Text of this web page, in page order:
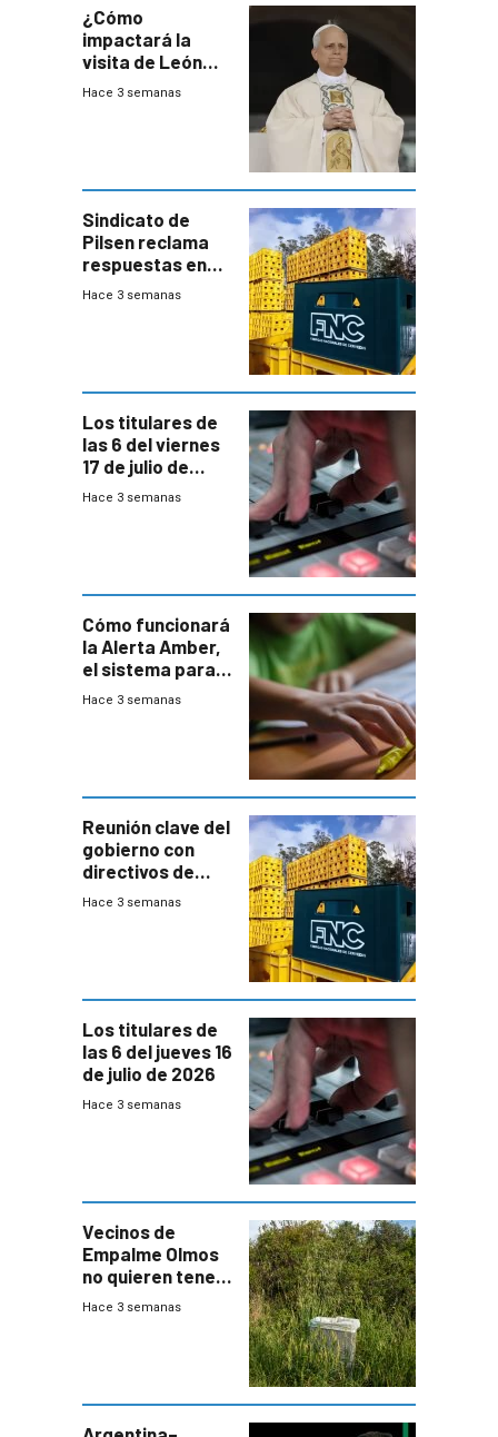
¿Cómo
impactará la
visita de León
XIV a Uruguay?
Hace 3 semanas
Sindicato de
Pilsen reclama
respuestas en
medio de
Hace 3 semanas
Los titulares de
las 6 del viernes
17 de julio de
2026
Hace 3 semanas
Cómo funcionará
la Alerta Amber,
el sistema para
la búsqueda
Hace 3 semanas
Reunión clave del
gobierno con
directivos de
Fábricas
Hace 3 semanas
Los titulares de
las 6 del jueves 16
de julio de 2026
Hace 3 semanas
Vecinos de
Empalme Olmos
no quieren tener
cerca una planta
departamental
Hace 3 semanas